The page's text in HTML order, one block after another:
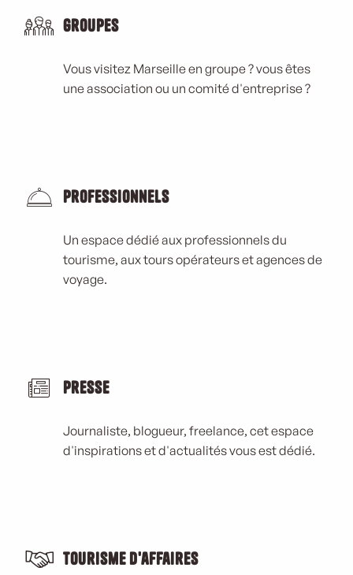
Groupes
Vous visitez Marseille en groupe ? vous êtes
une association ou un comité d'entreprise ?
Professionnels
Un espace dédié aux professionnels du
tourisme, aux tours opérateurs et agences de
voyage.
Presse
Journaliste, blogueur, freelance, cet espace
d'inspirations et d'actualités vous est dédié.
Tourisme d'affaires